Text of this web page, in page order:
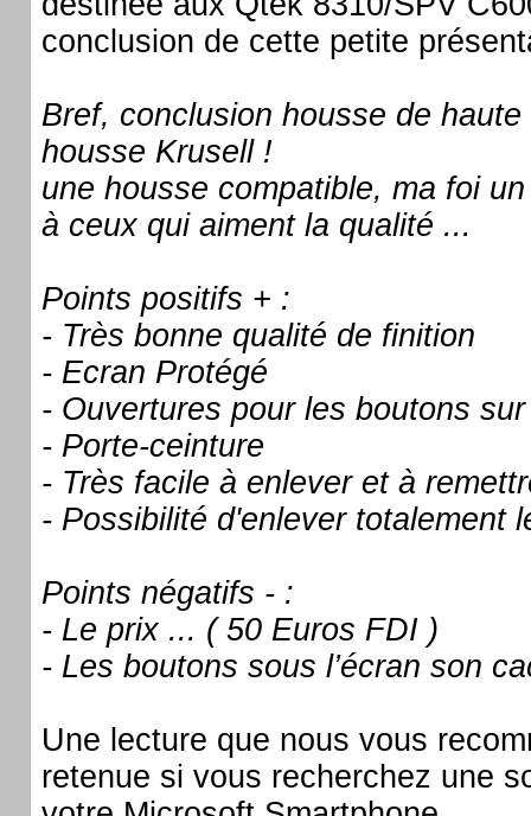
conclusion de cette petite
Bref, conclusion housse de
housse Krusell !
une housse compatible, ma foi
à ceux qui aiment la qualité ...
Points positifs + :
- Très bonne qualité de finition
- Ecran Protégé
- Ouvertures pour les boutons
- Porte-ceinture
- Très facile à enlever et à
- Possibilité d'enlever totalement
Points négatifs - :
- Le prix ... ( 50 Euros FDI )
- Les boutons sous l’écran son
Une lecture que nous vous
retenue si vous recherchez une